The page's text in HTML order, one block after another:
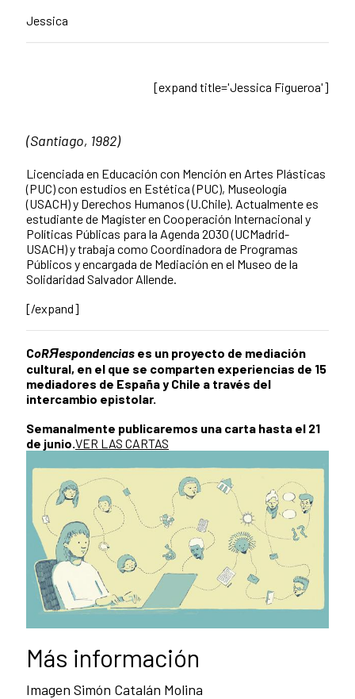
Jessica
[expand title='Jessica Figueroa']
(Santiago, 1982)
Licenciada en Educación con Mención en Artes Plásticas
(PUC) con estudios en Estética (PUC), Museología
(USACH) y Derechos Humanos (U.Chile). Actualmente es
estudiante de Magíster en Cooperación Internacional y
Políticas Públicas para la Agenda 2030 (UCMadrid-
USACH) y trabaja como Coordinadora de Programas
Públicos y encargada de Mediación en el Museo de la
Solidaridad Salvador Allende.
[/expand]
CoRЯespondencias es un proyecto de mediación
cultural, en el que se comparten experiencias de 15
mediadores de España y Chile a través del
intercambio epistolar.
Semanalmente publicaremos una carta hasta el 21
de junio. VER LAS CARTAS
Más información
Imagen Simón Catalán Molina